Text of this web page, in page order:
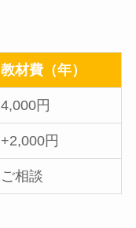
教材費（年）
4,000円
+2,000円
ご相談